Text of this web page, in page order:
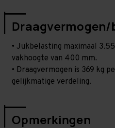
• Jukbelasting maximaal
vakhoogte van 400 mm.
• Draagvermogen is 369 kg
gelijkmatige verdeling.
Opmerkingen